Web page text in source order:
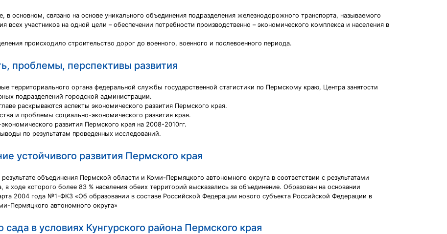
основном, связано на основе уникального объединения подразделения железнодорожного транспорта, называемого
всех участников на одной цели – обеспечении потребности производственно – экономического комплекса и населения в
происходило строительство дорог до военного, военного и послевоенного периода.
проблемы, перспективы развития
территориального органа федеральной службы государственной статистики по Пермскому краю, Центра занятости
подразделений городской администрации.
раскрываются аспекты экономического развития Пермского края.
и проблемы социально-экономического развития края.
развития Пермского края на 2008-2010гг.
по результатам проведенных исследований.
устойчивого развития Пермского края
объединения Пермской области и Коми-Пермяцкого автономного округа в соответствии с результатами
ходе которого более 83 % населения обеих территорий высказались за объединение. Образован на основании
2004 года №1-ФКЗ «Об образовании в составе Российской Федерации нового субъекта Российской Федерации в
Пермяцкого автономного округа»
в условиях Кунгурского района Пермского края